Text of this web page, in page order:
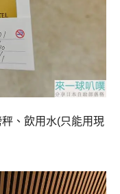
、飲用水(只能用現